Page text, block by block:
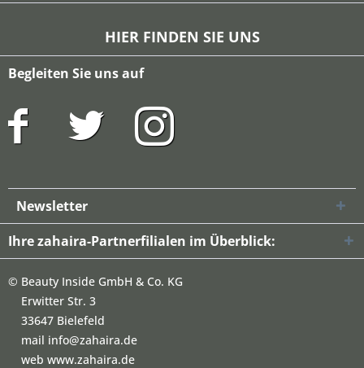
HIER FINDEN SIE UNS
Begleiten Sie uns auf
Newsletter
Ihre zahaira-Partnerfilialen im Überblick:
© Beauty Inside GmbH & Co. KG
Erwitter Str. 3
33647 Bielefeld
mail info@zahaira.de
web www.zahaira.de